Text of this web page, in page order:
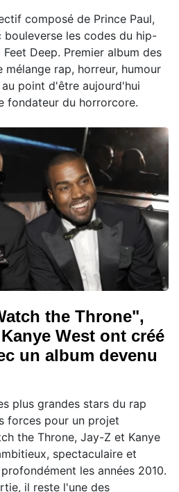
composé de Prince Paul,
bouleverse les codes du hip-
Deep. Premier album des
mélange rap, horreur, humour
point d'être aujourd'hui
fondateur du horrorcore.
the Throne",
West ont créé
un album devenu
plus grandes stars du rap
forces pour un projet
the Throne, Jay-Z et Kanye
spectaculaire et
les années 2010.
il reste l'une des